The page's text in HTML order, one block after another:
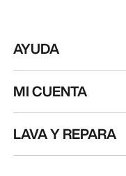
AYUDA
MI CUENTA
LAVA Y REPARA